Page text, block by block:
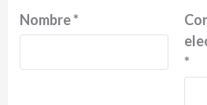
Nombre*
*